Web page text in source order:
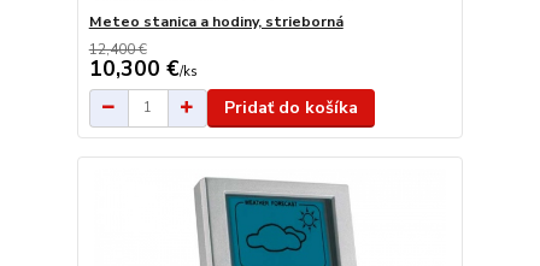
Meteo stanica a hodiny, strieborná
12,400 €
10,300 €/ks
Pridať do košíka